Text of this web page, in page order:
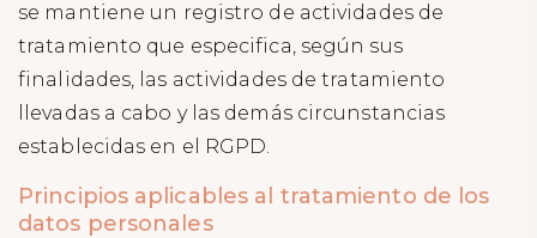
se mantiene un registro de actividades de
tratamiento que especifica, según sus
finalidades, las actividades de tratamiento
llevadas a cabo y las demás circunstancias
establecidas en el RGPD.
Principios aplicables al tratamiento de los
datos personales